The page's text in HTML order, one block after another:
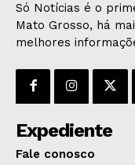
ESPORTES
ECONOMIA
GERAL
SAÚDE
AGRONOTÍCIAS
Só Notícias é o
Mato Grosso, há
melhores
Expediente
Fale conosco